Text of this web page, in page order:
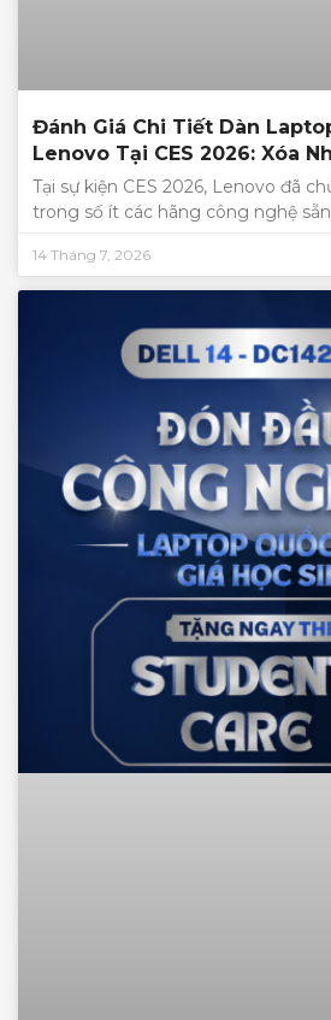
Đánh Giá Chi Tiết Dàn
Lenovo Tại CES 2026: Xóa
Tại sự kiện CES 2026, Lenovo đã
trong số ít các hãng công nghệ sẵn
14 Tháng 7, 2026